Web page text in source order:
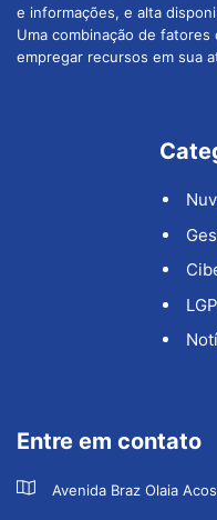
e informações, e alta
Uma combinação de
empregar recursos em sua
Entre em contato
Avenida Braz Olaia